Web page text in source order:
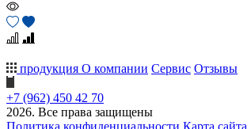
продукция О компании Сервис Отзывы
+7 (962) 450 42 70
2026. Все права защищены
Политика конфиденциальности Карта сайта